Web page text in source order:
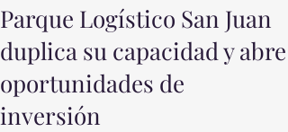
Parque Logístico San Juan
duplica su capacidad y abre
oportunidades de
inversión